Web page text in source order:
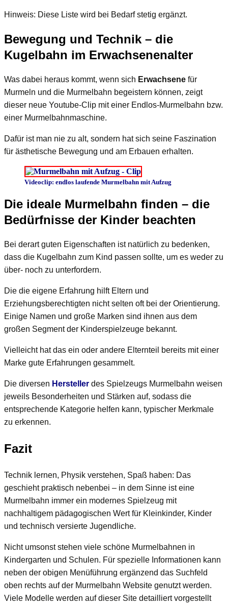
Hinweis: Diese Liste wird bei Bedarf stetig ergänzt.
Bewegung und Technik – die
Kugelbahn im Erwachsenenalter
Was dabei heraus kommt, wenn sich Erwachsene für
Murmeln und die Murmelbahn begeistern können, zeigt
dieser neue Youtube-Clip mit einer Endlos-Murmelbahn bzw.
einer Murmelbahnmaschine.
Dafür ist man nie zu alt, sondern hat sich seine Faszination
für ästhetische Bewegung und am Erbauen erhalten.
Videoclip: endlos laufende Murmelbahn mit Aufzug
Die ideale Murmelbahn finden – die
Bedürfnisse der Kinder beachten
Bei derart guten Eigenschaften ist natürlich zu bedenken,
dass die Kugelbahn zum Kind passen sollte, um es weder zu
über- noch zu unterfordern.
Die die eigene Erfahrung hilft Eltern und
Erziehungsberechtigten nicht selten oft bei der Orientierung.
Einige Namen und große Marken sind ihnen aus dem
großen Segment der Kinderspielzeuge bekannt.
Vielleicht hat das ein oder andere Elternteil bereits mit einer
Marke gute Erfahrungen gesammelt.
Die diversen Hersteller des Spielzeugs Murmelbahn weisen
jeweils Besonderheiten und Stärken auf, sodass die
entsprechende Kategorie helfen kann, typischer Merkmale
zu erkennen.
Fazit
Technik lernen, Physik verstehen, Spaß haben: Das
geschieht praktisch nebenbei – in dem Sinne ist eine
Murmelbahn immer ein modernes Spielzeug mit
nachhaltigem pädagogischen Wert für Kleinkinder, Kinder
und technisch versierte Jugendliche.
Nicht umsonst stehen viele schöne Murmelbahnen in
Kindergarten und Schulen. Für spezielle Informationen kann
neben der obigen Menüführung ergänzend das Suchfeld
oben rechts auf der Murmelbahn Website genutzt werden.
Viele Modelle werden auf dieser Site detailliert vorgestellt